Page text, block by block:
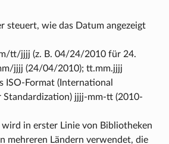
steuert, wie das Datum angezeigt
tt/jjjj (z. B. 04/24/2010 für 24.
jjjj (24/04/2010); tt.mm.jjjj
ISO-Format (International
jjjj-mm-tt (2010-
wird in erster Linie von Bibliotheken
mehreren Ländern verwendet, die